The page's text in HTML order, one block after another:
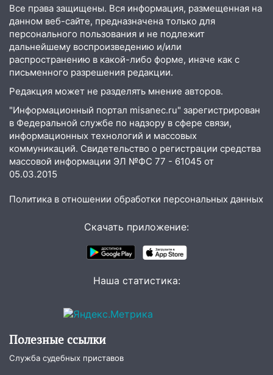
временно отключили холодную воду
10:14 В Ульяновске двоих участников
коррупционной схемы при ЦГКБ
отправили в колонию на 7 и 8 лет
09:52 Ночью беспилотники сбили над
соседними Татарстаном и Саратовской
областью
09:41 Диана Шурыгина уверовала в
Бога в СИЗО
09:35
В Ульяновске директора фирмы
будут судить за неуплату налогов на 48
велосипедистку: пострадали двое
Жара возвращается: ожидается
знойный и сухой четверг
Под Ульяновском при развороте
иномарки
05:00 «Каждая пятая женщина и каждый
второй мужчина в мире сталкиваются с
алопецией»: врач рассказал, чем может
Все права защищены. Вся информация, размещенная на
данном веб-сайте, предназначена только для
персонального пользования и не подлежит
дальнейшему воспроизведению и/или
распространению в какой-либо форме, иначе как с
письменного разрешения редакции.
Редакция может не разделять мнение авторов.
"Информационный портал misanec.ru" зарегистрирован
в Федеральной службе по надзору в сфере связи,
информационных технологий и массовых
коммуникаций. Свидетельство о регистрации средства
массовой информации ЭЛ №ФС 77 - 61045 от
05.03.2015
Политика в отношении обработки персональных данных
Скачать приложение:
Наша статистика:
Полезные ссылки
Служба судебных приставов